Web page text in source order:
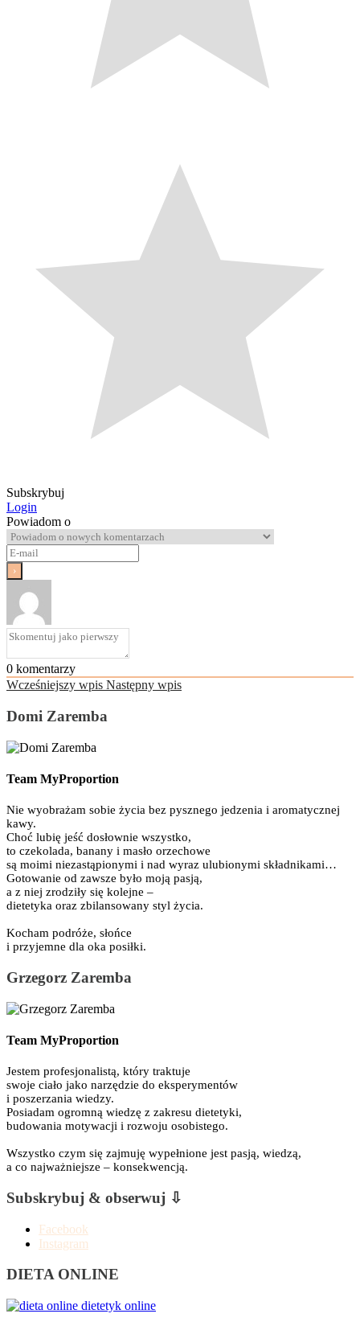
Subskrybuj
Login
Powiadom o
0 komentarzy
Wcześniejszy wpis Następny wpis
Domi Zaremba
Team MyProportion
Nie wyobrażam sobie życia bez pysznego jedzenia i aromatycznej
kawy.
Choć lubię jeść dosłownie wszystko,
to czekolada, banany i masło orzechowe
są moimi niezastąpionymi i nad wyraz ulubionymi składnikami…
Gotowanie od zawsze było moją pasją,
a z niej zrodziły się kolejne –
dietetyka oraz zbilansowany styl życia.
Kocham podróże, słońce
i przyjemne dla oka posiłki.
Grzegorz Zaremba
Team MyProportion
Jestem profesjonalistą, który traktuje
swoje ciało jako narzędzie do eksperymentów
i poszerzania wiedzy.
Posiadam ogromną wiedzę z zakresu dietetyki,
budowania motywacji i rozwoju osobistego.
Wszystko czym się zajmuję wypełnione jest pasją, wiedzą,
a co najważniejsze – konsekwencją.
Subskrybuj & obserwuj ⇩
Facebook
Instagram
DIETA ONLINE